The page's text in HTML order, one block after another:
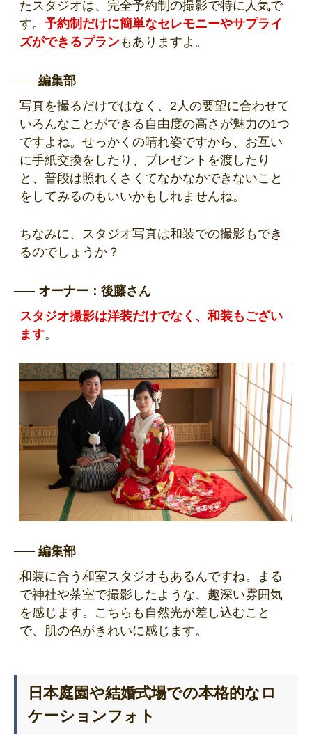
たスタジオは、完全予約制の撮影で特に人気で
す。 予約制だけに簡単なセレモニーやサプライ
ズができるプランもありますよ。
編集部
写真を撮るだけではなく、2人の要望に合わせて
いろんなことができる自由度の高さが魅力の1つ
ですよね。せっかくの晴れ姿ですから、お互い
に手紙交換をしたり、プレゼントを渡したり
と、普段は照れくさくてなかなかできないこと
をしてみるのもいいかもしれませんね。
ちなみに、スタジオ写真は和装での撮影もでき
るのでしょうか？
オーナー：後藤さん
スタジオ撮影は洋装だけでなく、和装もござい
ます。
編集部
和装に合う和室スタジオもあるんですね。まる
で神社や茶室で撮影したような、趣深い雰囲気
を感じます。こちらも自然光が差し込むこと
で、肌の色がきれいに感じます。
日本庭園や結婚式場での本格的なロ
ケーションフォト